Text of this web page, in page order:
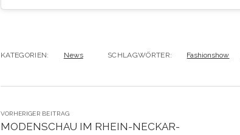
KATEGORIEN: News SCHLAGWÖRTER: Fashionshow
VORHERIGER BEITRAG
MODENSCHAU IM RHEIN-NECKAR-